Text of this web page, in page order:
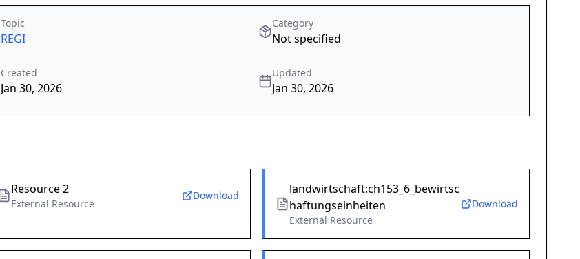
Topic
REGI
Category
Not specified
Created
Jan 30, 2026
Updated
Jan 30, 2026
Resource 2
External Resource
Download
landwirtschaft:ch153_6_bewirtsc
haftungseinheiten
External Resource
Download